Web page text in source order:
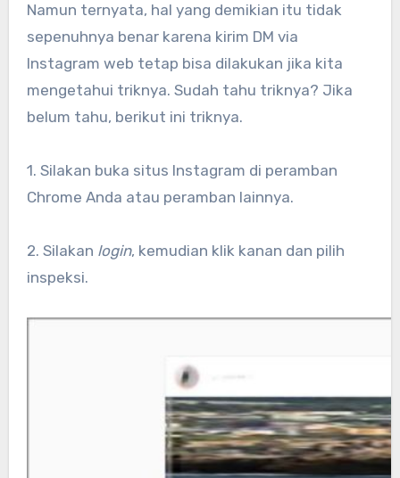
Namun ternyata, hal yang demikian itu tidak
sepenuhnya benar karena kirim DM via
Instagram web tetap bisa dilakukan jika kita
mengetahui triknya. Sudah tahu triknya? Jika
belum tahu, berikut ini triknya.
1. Silakan buka situs Instagram di peramban
Chrome Anda atau peramban lainnya.
2. Silakan login, kemudian klik kanan dan pilih
inspeksi.